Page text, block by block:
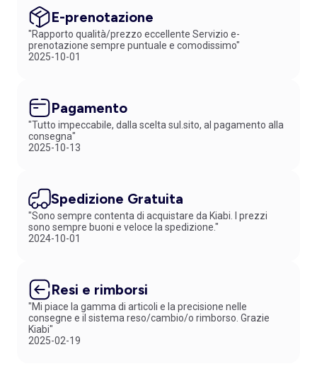
E-prenotazione
"Rapporto qualità/prezzo eccellente Servizio e-
prenotazione sempre puntuale e comodissimo"
2025-10-01
Pagamento
"Tutto impeccabile, dalla scelta sul.sito, al pagamento alla
consegna"
2025-10-13
Spedizione Gratuita
"Sono sempre contenta di acquistare da Kiabi. I prezzi
sono sempre buoni e veloce la spedizione."
2024-10-01
Resi e rimborsi
"Mi piace la gamma di articoli e la precisione nelle
consegne e il sistema reso/cambio/o rimborso. Grazie
Kiabi"
2025-02-19